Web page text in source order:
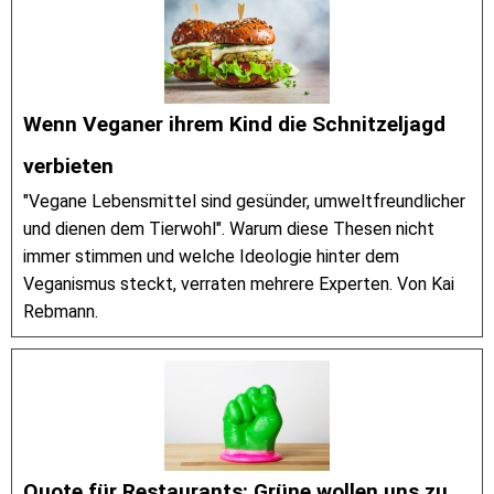
Wenn Veganer ihrem Kind die Schnitzeljagd
verbieten
"Vegane Lebensmittel sind gesünder, umweltfreundlicher
und dienen dem Tierwohl". Warum diese Thesen nicht
immer stimmen und welche Ideologie hinter dem
Veganismus steckt, verraten mehrere Experten. Von Kai
Rebmann.